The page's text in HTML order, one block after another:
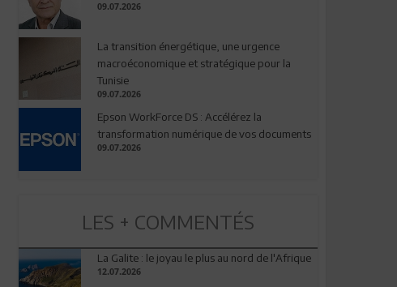
09.07.2026
La transition énergétique, une urgence
macroéconomique et stratégique pour la
Tunisie
09.07.2026
Epson WorkForce DS : Accélérez la
transformation numérique de vos documents
09.07.2026
LES + COMMENTÉS
La Galite : le joyau le plus au nord de l'Afrique
12.07.2026